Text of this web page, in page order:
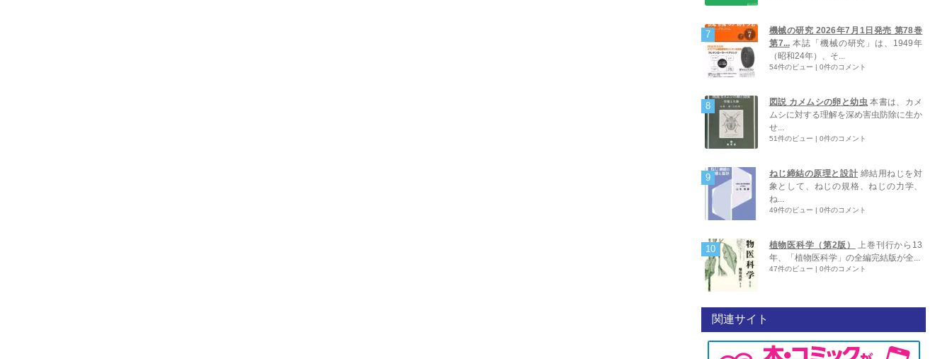
機械の研究 2026年7月1日発売 第78巻
第7... 本誌「機械の研究」は、1949年
（昭和24年）、そ...
54件のビュー | 0件のコメント
図説 カメムシの卵と幼虫 本書は、カメ
ムシに対する理解を深め害虫防除に生か
せ...
51件のビュー | 0件のコメント
ねじ締結の原理と設計 締結用ねじを対
象として、ねじの規格、ねじの力学、
ね...
49件のビュー | 0件のコメント
植物医科学（第2版）
上巻刊行から13
年、「植物医科学」の全編完結版が全...
47件のビュー | 0件のコメント
関連サイト